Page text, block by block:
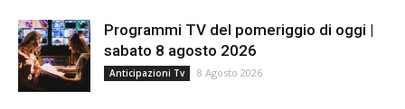
Programmi TV del pomeriggio di oggi |
sabato 8 agosto 2026
Anticipazioni Tv 8 Agosto 2026